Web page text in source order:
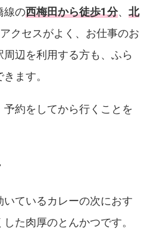
線の西梅田から徒歩1分、 北
クセスがよく、お仕事のお
辺を利用する方も、ふら
ます。
約をしてから行くことを
ているカレーの次におす
た肉厚のとんかつです。